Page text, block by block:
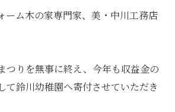
ーム木の家専門家、美・中川工務店
つりを無事に終え、今年も収益金の
て鈴川幼稚園へ寄付させていただき